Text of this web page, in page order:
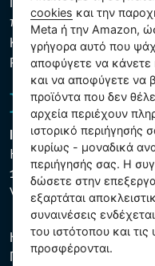
που υποβάλλονται σε
Κανόνες χρήσης των
Ρυθμίσεις cookies
Intex Trading, s.r.o.
Hradecká 2526/3
130 00 Praha 3
Vinohrady - Česká
Η εταιρεία είναι
Πράγας, μέρος C, αύξ.
cookies και την
Meta ή την Amazon,
γρήγορα αυτό που
αποφύγετε να κάνετε
και να αποφύγετε να
προϊόντα που δεν
αρχεία περιέχουν
ιστορικό περιήγησής
κυρίως - μοναδικά
περιήγησής σας. Η
δώσετε στην
εξαρτάται
συναινέσεις
του ιστότοπου και
προσφέρονται.